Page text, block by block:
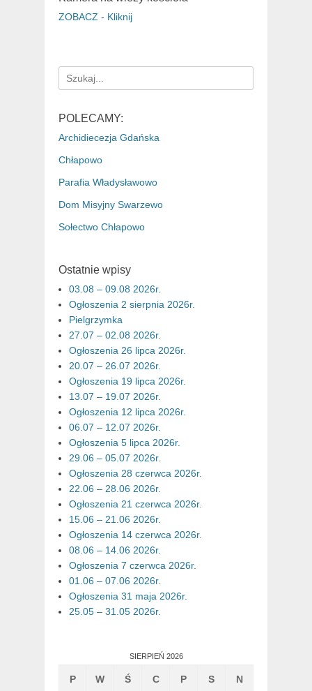
ZOBACZ - Kliknij
Search
for:
POLECAMY:
Archidiecezja Gdańska
Chłapowo
Parafia Władysławowo
Dom Misyjny Swarzewo
Sołectwo Chłapowo
Ostatnie wpisy
03.08 – 09.08 2026r.
Ogłoszenia 2 sierpnia 2026r.
Pielgrzymka
27.07 – 02.08 2026r.
Ogłoszenia 26 lipca 2026r.
20.07 – 26.07 2026r.
Ogłoszenia 19 lipca 2026r.
13.07 – 19.07 2026r.
Ogłoszenia 12 lipca 2026r.
06.07 – 12.07 2026r.
Ogłoszenia 5 lipca 2026r.
29.06 – 05.07 2026r.
Ogłoszenia 28 czerwca 2026r.
22.06 – 28.06 2026r.
Ogłoszenia 21 czerwca 2026r.
15.06 – 21.06 2026r.
Ogłoszenia 14 czerwca 2026r.
08.06 – 14.06 2026r.
Ogłoszenia 7 czerwca 2026r.
01.06 – 07.06 2026r.
Ogłoszenia 31 maja 2026r.
25.05 – 31.05 2026r.
SIERPIEŃ 2026
P W Ś C P S N